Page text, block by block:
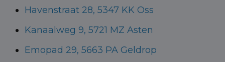
Havenstraat 28, 5347 KK Oss
Kanaalweg 9, 5721 MZ Asten
Emopad 29, 5663 PA Geldrop